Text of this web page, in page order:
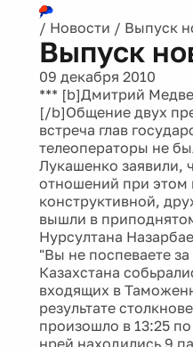
/ Новости / Выпуск
Выпуск
09 декабря 2010
*** [b]Дмитрий
[/b]Общение двух
встреча глав
телеоператоры не
Лукашенко заявили,
отношений при этом
конструктивной,
вышли в
Нурсултана
"Вы не поспеваете
Казахстана
входящих в
результате
произошло в 13:25